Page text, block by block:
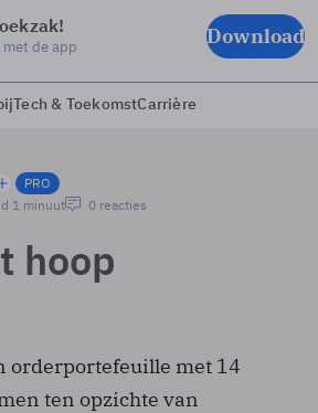
met de app Download
Tech & ToekomstCarrière
PRO
1 minuut 0 reacties
hoop
orderportefeuille met 14
ten opzichte van